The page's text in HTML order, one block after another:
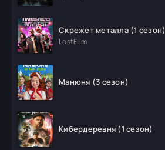
Скрежет металла (1 сезон)
LostFilm
Манюня (3 сезон)
Кибердеревня (1 сезон)